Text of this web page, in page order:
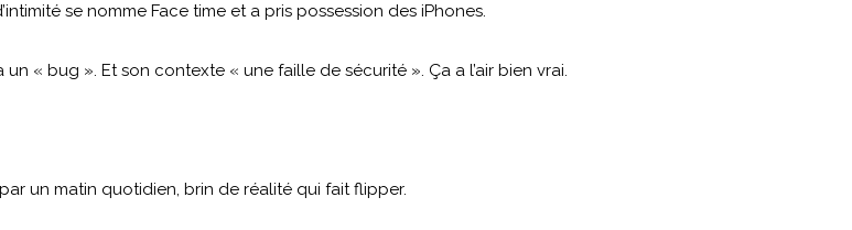
se nomme Face time et a pris possession des iPhones.
un « bug ». Et son contexte « une faille de sécurité ». Ça a l’air bien vrai.
par un matin quotidien, brin de réalité qui fait flipper.